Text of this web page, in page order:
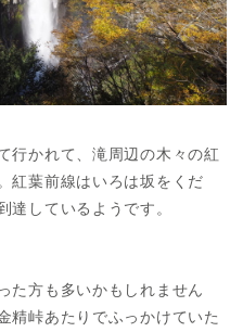
行かれて、滝周辺の木々の紅
紅葉前線はいろは坂をくだ
達しているようです。
た方も多いかもしれません
精峠あたりでふっかけていた